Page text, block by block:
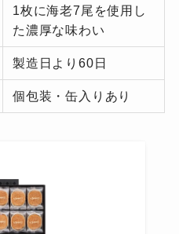
1枚に海老7尾を使用し
た濃厚な味わい
製造日より60日
個包装・缶入りあり